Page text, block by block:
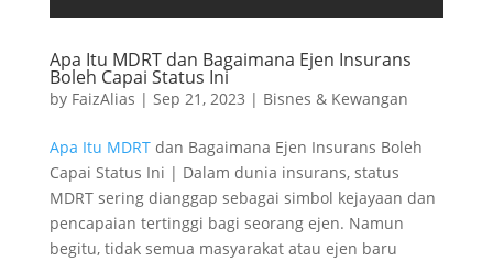
Apa Itu MDRT dan Bagaimana Ejen Insurans
Boleh Capai Status Ini
by FaizAlias | Sep 21, 2023 | Bisnes & Kewangan
Apa Itu MDRTdan Bagaimana Ejen Insurans Boleh
Capai Status Ini | Dalam dunia insurans, status
MDRT sering dianggap sebagai simbol kejayaan dan
pencapaian tertinggi bagi seorang ejen. Namun
begitu, tidak semua masyarakat atau ejen baru